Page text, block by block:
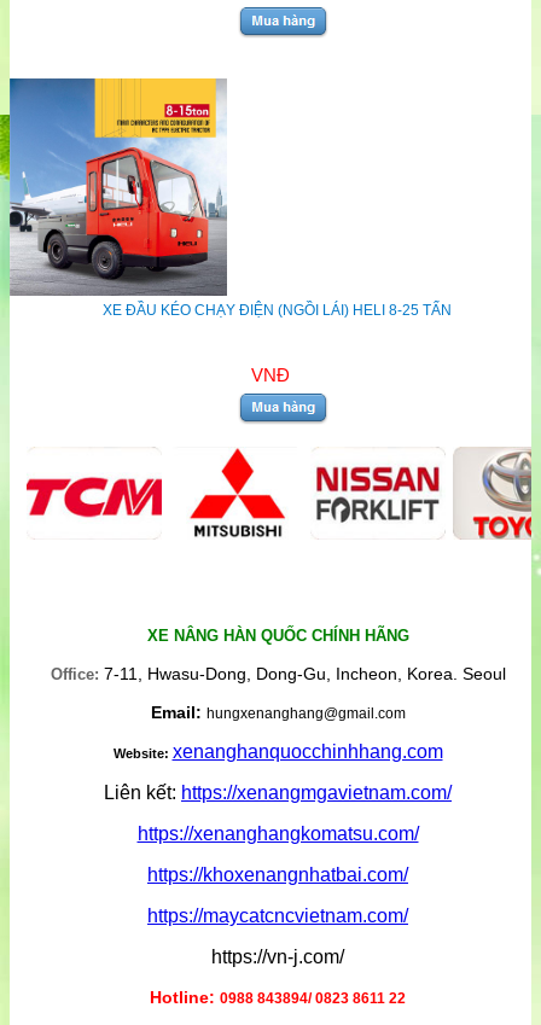
XE ĐẦU KÉO CHẠY ĐIỆN (NGỒI LÁI) HELI 8-25 TẤN
VNĐ
XE NÂNG HÀN QUỐC CHÍNH HÃNG
Office: 7-11, Hwasu-Dong, Dong-Gu, Incheon, Korea. Seoul
Email: hungxenanghang@gmail.com
Website: xenanghanquocchinhhang.com
Liên kết: https://xenangmgavietnam.com/
https://xenanghangkomatsu.com/
https://khoxenangnhatbai.com/
https://maycatcncvietnam.com/
https://vn-j.com/
Hotline: 0988 843894/ 0823 8611 22